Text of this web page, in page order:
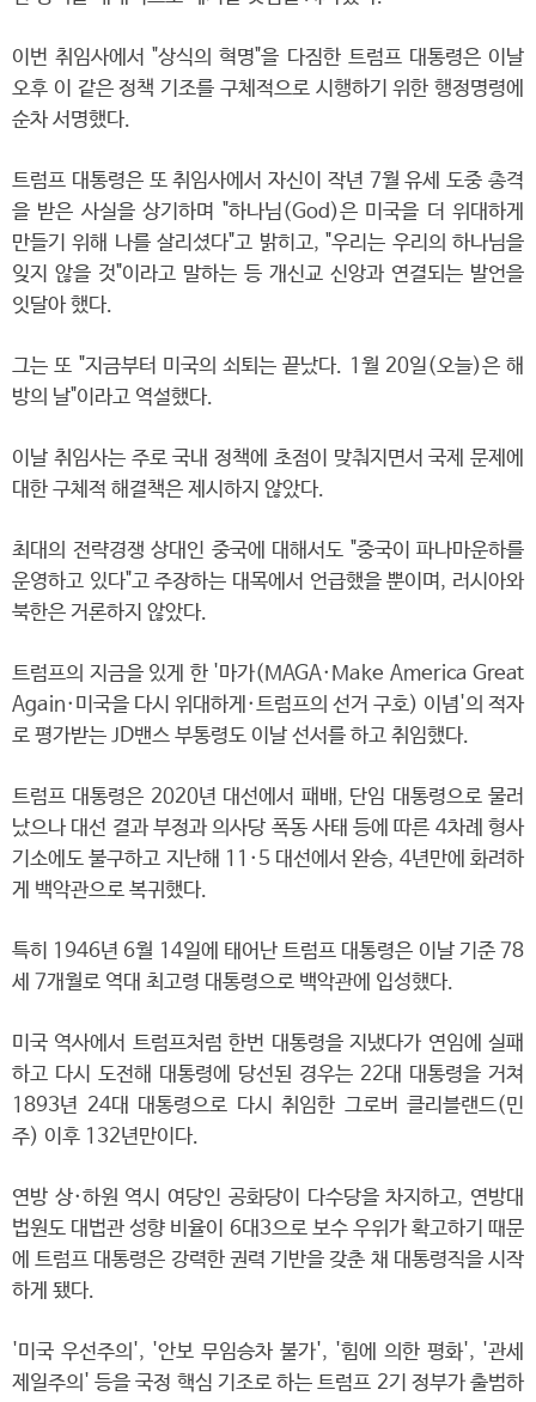
이번 취임사에서 "상식의 혁명"을 다짐한 트럼프 대통령은 이날
오후 이 같은 정책 기조를 구체적으로 시행하기 위한 행정명령에
순차 서명했다.
트럼프 대통령은 또 취임사에서 자신이 작년 7월 유세 도중 총격
을 받은 사실을 상기하며 "하나님(God)은 미국을 더 위대하게
만들기 위해 나를 살리셨다"고 밝히고, "우리는 우리의 하나님을
잊지 않을 것"이라고 말하는 등 개신교 신앙과 연결되는 발언을
잇달아 했다.
그는 또 "지금부터 미국의 쇠퇴는 끝났다. 1월 20일(오늘)은 해
방의 날"이라고 역설했다.
이날 취임사는 주로 국내 정책에 초점이 맞춰지면서 국제 문제에
대한 구체적 해결책은 제시하지 않았다.
최대의 전략경쟁 상대인 중국에 대해서도 "중국이 파나마운하를
운영하고 있다"고 주장하는 대목에서 언급했을 뿐이며, 러시아와
북한은 거론하지 않았다.
트럼프의 지금을 있게 한 '마가(MAGA·Make America Great
Again·미국을 다시 위대하게·트럼프의 선거 구호) 이념'의 적자
로 평가받는 JD밴스 부통령도 이날 선서를 하고 취임했다.
트럼프 대통령은 2020년 대선에서 패배, 단임 대통령으로 물러
났으나 대선 결과 부정과 의사당 폭동 사태 등에 따른 4차례 형사
기소에도 불구하고 지난해 11·5 대선에서 완승, 4년만에 화려하
게 백악관으로 복귀했다.
특히 1946년 6월 14일에 태어난 트럼프 대통령은 이날 기준 78
세 7개월로 역대 최고령 대통령으로 백악관에 입성했다.
미국 역사에서 트럼프처럼 한번 대통령을 지냈다가 연임에 실패
하고 다시 도전해 대통령에 당선된 경우는 22대 대통령을 거쳐
1893년 24대 대통령으로 다시 취임한 그로버 클리블랜드(민
주) 이후 132년만이다.
연방 상·하원 역시 여당인 공화당이 다수당을 차지하고, 연방대
법원도 대법관 성향 비율이 6대3으로 보수 우위가 확고하기 때문
에 트럼프 대통령은 강력한 권력 기반을 갖춘 채 대통령직을 시작
하게 됐다.
'미국 우선주의', '안보 무임승차 불가', '힘에 의한 평화', '관세
제일주의' 등을 국정 핵심 기조로 하는 트럼프 2기 정부가 출범하